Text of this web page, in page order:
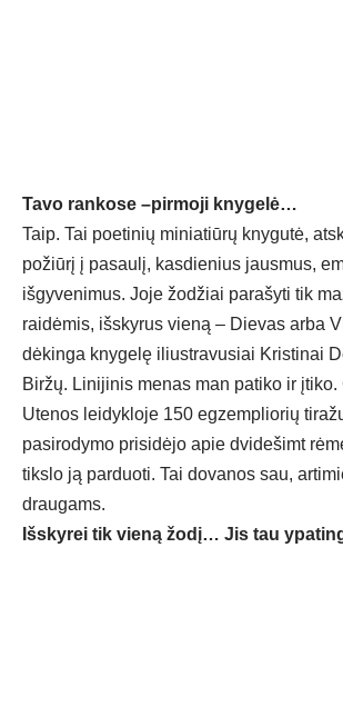
Tavo rankose –pirmoji knygelė…
Taip. Tai poetinių miniatiūrų knygutė,
požiūrį į pasaulį, kasdienius jausmus,
išgyvenimus. Joje žodžiai parašyti tik
raidėmis, išskyrus vieną – Dievas arba
dėkinga knygelę iliustravusiai Kristinai
Biržų. Linijinis menas man patiko ir
Utenos leidykloje 150 egzempliorių
pasirodymo prisidėjo apie dvidešimt
tikslo ją parduoti. Tai dovanos sau,
draugams.
Išskyrei tik vieną žodį… Jis tau